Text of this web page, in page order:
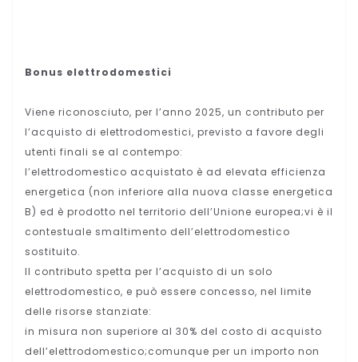
Bonus elettrodomestici
Viene riconosciuto, per l’anno 2025, un contributo per
l’acquisto di elettrodomestici, previsto a favore degli
utenti finali se al contempo:
l’elettrodomestico acquistato è ad elevata efficienza
energetica (non inferiore alla nuova classe energetica
B) ed è prodotto nel territorio dell’Unione europea;vi è il
contestuale smaltimento dell’elettrodomestico
sostituito.
Il contributo spetta per l’acquisto di un solo
elettrodomestico, e può essere concesso, nel limite
delle risorse stanziate:
in misura non superiore al 30% del costo di acquisto
dell’elettrodomestico;comunque per un importo non